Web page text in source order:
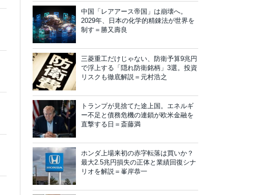
中国「レアアース帝国」は崩壊へ。
2029年、日本の化学的精錬法が世界を
制す＝勝又壽良
三菱重工だけじゃない、防衛予算9兆円
で浮上する「隠れ防衛銘柄」3選。投資
リスクも徹底解説＝元村浩之
トランプが見捨てた途上国。エネルギ
ー不足と債務危機の連鎖が欧米金融を
直撃する日＝斎藤満
ホンダ上場来初の赤字転落は買いか？
最大2.5兆円損失の正体と業績回復シナ
リオを解説＝峯岸恭一